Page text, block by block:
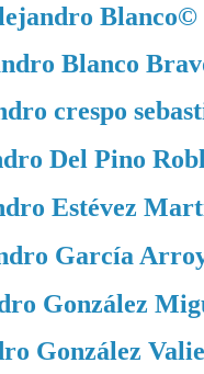
Blanco©
Blanco
crespo
Del Pino
Estévez
García
González
González